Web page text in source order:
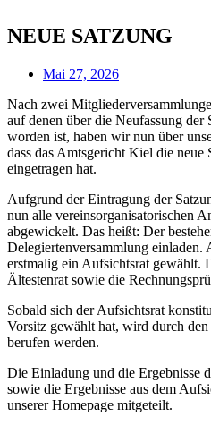
NEUE SATZUNG
Mai 27, 2026
Nach zwei
auf denen über die Neufassung der
worden ist, haben wir nun über
dass das Amtsgericht Kiel die neue
eingetragen hat.
Aufgrund der Eintragung der
nun alle vereinsorganisatorischen
abgewickelt. Das heißt: Der
Delegiertenversammlung
erstmalig ein Aufsichtsrat gewählt.
Ältestenrat sowie die
Sobald sich der Aufsichtsrat
Vorsitz gewählt hat, wird durch
berufen werden.
Die Einladung und die Ergebnisse
sowie die Ergebnisse aus dem
unserer Homepage mitgeteilt.